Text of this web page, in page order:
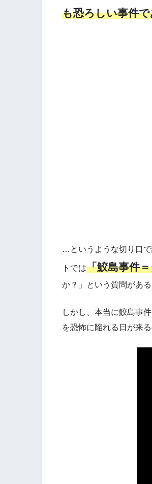
も恐ろしい事件
…というような切り口
トでは「鮫島事件
か？」という質問があ
しかし、本当に鮫島事
を恐怖に陥れる日が来